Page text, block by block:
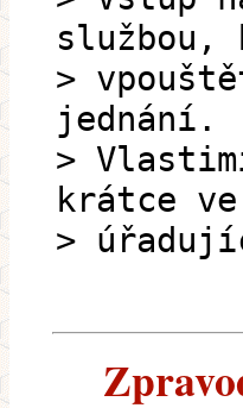
službou,
>
jednání.
>
krátce
>